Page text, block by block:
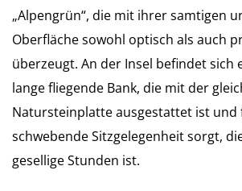
„Alpengrün“, die mit ihrer samtigen
Oberfläche sowohl optisch als auch
überzeugt. An der Insel befindet sich
lange fliegende Bank, die mit der
Natursteinplatte ausgestattet ist und
schwebende Sitzgelegenheit sorgt,
gesellige Stunden ist.